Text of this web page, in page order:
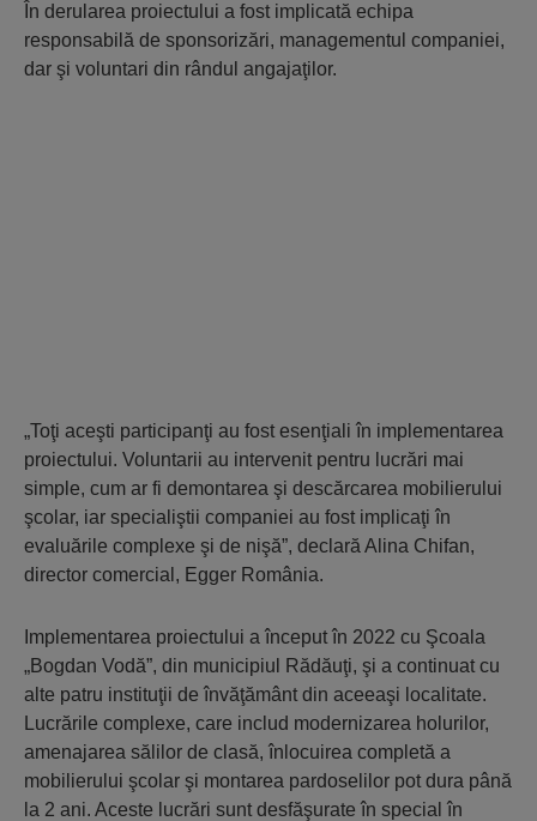
În derularea proiectului a fost implicată echipa
responsabilă de sponsorizări, managementul companiei,
dar şi voluntari din rândul angajaţilor.
„Toţi aceşti participanţi au fost esenţiali în implementarea
proiectului. Voluntarii au intervenit pentru lucrări mai
simple, cum ar fi demontarea şi descărcarea mobilierului
şcolar, iar specialiştii companiei au fost implicaţi în
evaluările complexe şi de nişă”, declară Alina Chifan,
director comercial, Egger România.
Implementarea proiectului a început în 2022 cu Şcoala
„Bogdan Vodă”, din municipiul Rădăuţi, şi a continuat cu
alte patru instituţii de învăţământ din aceeaşi localitate.
Lucrările complexe, care includ modernizarea holurilor,
amenajarea sălilor de clasă, înlocuirea completă a
mobilierului şcolar şi montarea pardoselilor pot dura până
la 2 ani. Aceste lucrări sunt desfăşurate în special în